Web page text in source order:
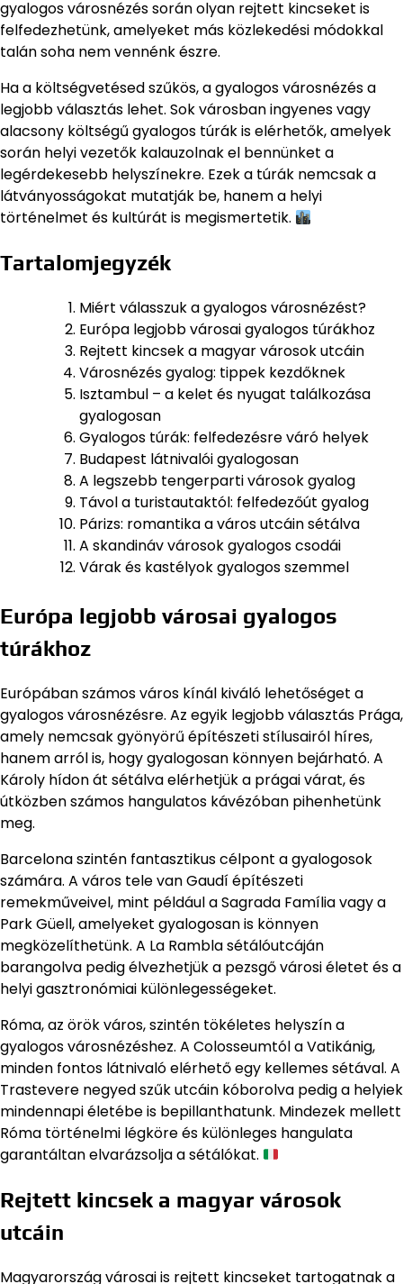
gyalogos városnézés során olyan rejtett kincseket is
felfedezhetünk, amelyeket más közlekedési módokkal
talán soha nem vennénk észre.
Ha a költségvetésed szűkös, a gyalogos városnézés a
legjobb választás lehet. Sok városban ingyenes vagy
alacsony költségű gyalogos túrák is elérhetők, amelyek
során helyi vezetők kalauzolnak el bennünket a
legérdekesebb helyszínekre. Ezek a túrák nemcsak a
látványosságokat mutatják be, hanem a helyi
történelmet és kultúrát is megismertetik.
Tartalomjegyzék
Miért válasszuk a gyalogos városnézést?
Európa legjobb városai gyalogos túrákhoz
Rejtett kincsek a magyar városok utcáin
Városnézés gyalog: tippek kezdőknek
Isztambul – a kelet és nyugat találkozása
gyalogosan
Gyalogos túrák: felfedezésre váró helyek
Budapest látnivalói gyalogosan
A legszebb tengerparti városok gyalog
Távol a turistautaktól: felfedezőút gyalog
Párizs: romantika a város utcáin sétálva
A skandináv városok gyalogos csodái
Várak és kastélyok gyalogos szemmel
Európa legjobb városai gyalogos
túrákhoz
Európában számos város kínál kiváló lehetőséget a
gyalogos városnézésre. Az egyik legjobb választás Prága,
amely nemcsak gyönyörű építészeti stílusairól híres,
hanem arról is, hogy gyalogosan könnyen bejárható. A
Károly hídon át sétálva elérhetjük a prágai várat, és
útközben számos hangulatos kávézóban pihenhetünk
meg.
Barcelona szintén fantasztikus célpont a gyalogosok
számára. A város tele van Gaudí építészeti
remekműveivel, mint például a Sagrada Família vagy a
Park Güell, amelyeket gyalogosan is könnyen
megközelíthetünk. A La Rambla sétálóutcáján
barangolva pedig élvezhetjük a pezsgő városi életet és a
helyi gasztronómiai különlegességeket.
Róma, az örök város, szintén tökéletes helyszín a
gyalogos városnézéshez. A Colosseumtól a Vatikánig,
minden fontos látnivaló elérhető egy kellemes sétával. A
Trastevere negyed szűk utcáin kóborolva pedig a helyiek
mindennapi életébe is bepillanthatunk. Mindezek mellett
Róma történelmi légköre és különleges hangulata
garantáltan elvarázsolja a sétálókat.
Rejtett kincsek a magyar városok
utcáin
Magyarország városai is rejtett kincseket tartogatnak a